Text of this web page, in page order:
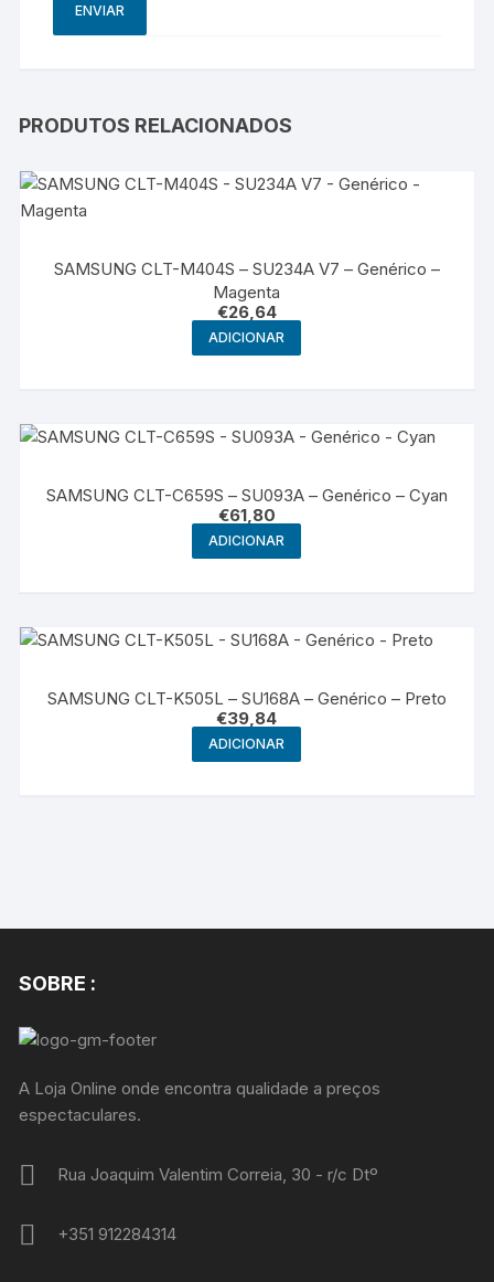
PRODUTOS RELACIONADOS
SAMSUNG CLT-M404S – SU234A V7 – Genérico –
Magenta
€26,64
ADICIONAR
SAMSUNG CLT-C659S – SU093A – Genérico – Cyan
€61,80
ADICIONAR
SAMSUNG CLT-K505L – SU168A – Genérico – Preto
€39,84
ADICIONAR
SOBRE :
A Loja Online onde encontra qualidade a preços
espectaculares.
Rua Joaquim Valentim Correia, 30 - r/c Dtº
+351 912284314